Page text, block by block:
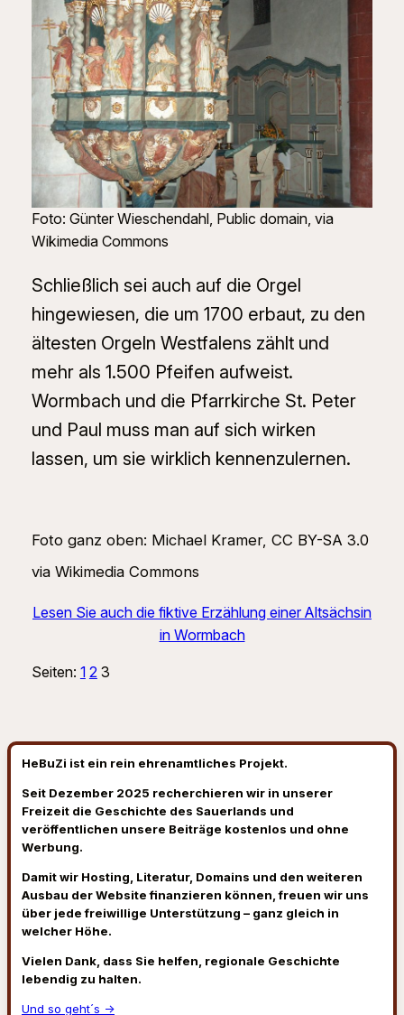
Foto: Günter Wieschendahl, Public domain, via
Wikimedia Commons
Schließlich sei auch auf die Orgel
hingewiesen, die um 1700 erbaut, zu den
ältesten Orgeln Westfalens zählt und
mehr als 1.500 Pfeifen aufweist.
Wormbach und die Pfarrkirche St. Peter
und Paul muss man auf sich wirken
lassen, um sie wirklich kennenzulernen.
Foto ganz oben: Michael Kramer, CC BY-SA 3.0
via Wikimedia Commons
Lesen Sie auch die fiktive Erzählung einer Altsächsin
in Wormbach
Seiten: 1 2 3
HeBuZi ist ein rein ehrenamtliches Projekt.
Seit Dezember 2025 recherchieren wir in unserer
Freizeit die Geschichte des Sauerlands und
veröffentlichen unsere Beiträge kostenlos und ohne
Werbung.
Damit wir Hosting, Literatur, Domains und den weiteren
Ausbau der Website finanzieren können, freuen wir uns
über jede freiwillige Unterstützung – ganz gleich in
welcher Höhe.
Vielen Dank, dass Sie helfen, regionale Geschichte
lebendig zu halten.
Und so geht´s →